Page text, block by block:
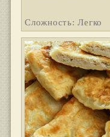
Сложность: Легко